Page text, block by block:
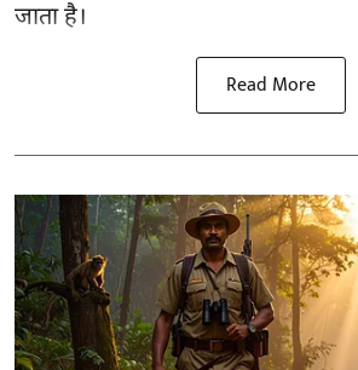
जाता है।
Read More